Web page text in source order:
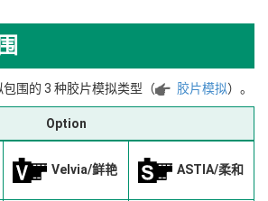
围的 3 种胶片模拟类型（ 胶片模拟）。
Option
Velvia/鲜艳 ASTIA/柔和